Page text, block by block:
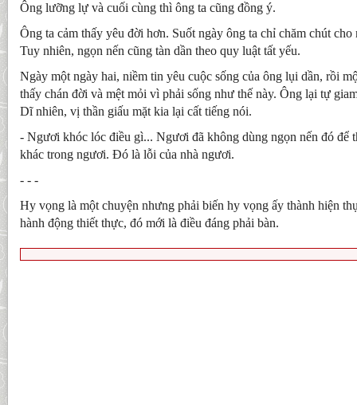
Ông lưỡng lự và cuối cùng thì ông ta cũng đồng ý.
Ông ta cảm thấy yêu đời hơn. Suốt ngày ông ta chỉ chăm chút cho
Tuy nhiên, ngọn nến cũng tàn dần theo quy luật tất yếu.
Ngày một ngày hai, niềm tin yêu cuộc sống của ông lụi dần, rồi
thấy chán đời và mệt mỏi vì phải sống như thế này. Ông lại tự
Dĩ nhiên, vị thần giấu mặt kia lại cất tiếng nói.
- Ngươi khóc lóc điều gì... Ngươi đã không dùng ngọn nến đó để
khác trong ngươi. Đó là lỗi của nhà ngươi.
- - -
Hy vọng là một chuyện nhưng phải biến hy vọng ấy thành hiện
hành động thiết thực, đó mới là điều đáng phải bàn.